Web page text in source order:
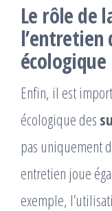
Le rôle de
l’entretien
écologique
Enfin, il est
écologique des
pas uniquement
entretien joue
exemple,